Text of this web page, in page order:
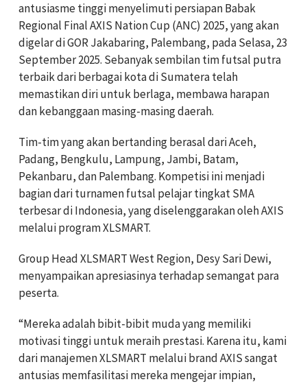
antusiasme tinggi menyelimuti persiapan Babak
Regional Final AXIS Nation Cup (ANC) 2025, yang akan
digelar di GOR Jakabaring, Palembang, pada Selasa, 23
September 2025. Sebanyak sembilan tim futsal putra
terbaik dari berbagai kota di Sumatera telah
memastikan diri untuk berlaga, membawa harapan
dan kebanggaan masing-masing daerah.
Tim-tim yang akan bertanding berasal dari Aceh,
Padang, Bengkulu, Lampung, Jambi, Batam,
Pekanbaru, dan Palembang. Kompetisi ini menjadi
bagian dari turnamen futsal pelajar tingkat SMA
terbesar di Indonesia, yang diselenggarakan oleh AXIS
melalui program XLSMART.
Group Head XLSMART West Region, Desy Sari Dewi,
menyampaikan apresiasinya terhadap semangat para
peserta.
“Mereka adalah bibit-bibit muda yang memiliki
motivasi tinggi untuk meraih prestasi. Karena itu, kami
dari manajemen XLSMART melalui brand AXIS sangat
antusias memfasilitasi mereka mengejar impian,